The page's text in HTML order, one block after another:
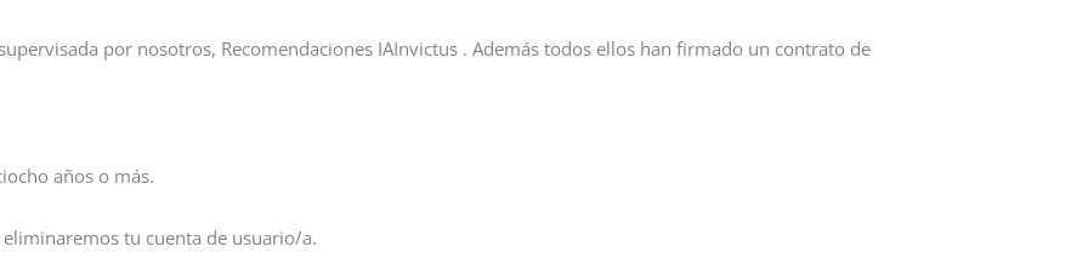
por nosotros, Recomendaciones IAInvictus . Además todos ellos han firmado un contrato de
años o más.
tu cuenta de usuario/a.